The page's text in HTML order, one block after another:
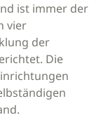
ist immer der
vier
der
Die